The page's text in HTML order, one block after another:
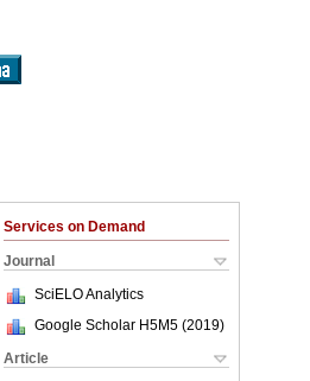
Services on Demand
Journal
SciELO Analytics
Google Scholar H5M5 (2019)
Article